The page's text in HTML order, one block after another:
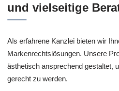
und vielseitige
Als erfahrene Kanzlei bieten wir
Markenrechtslösungen. Unsere
ästhetisch ansprechend gestaltet,
gerecht zu werden.